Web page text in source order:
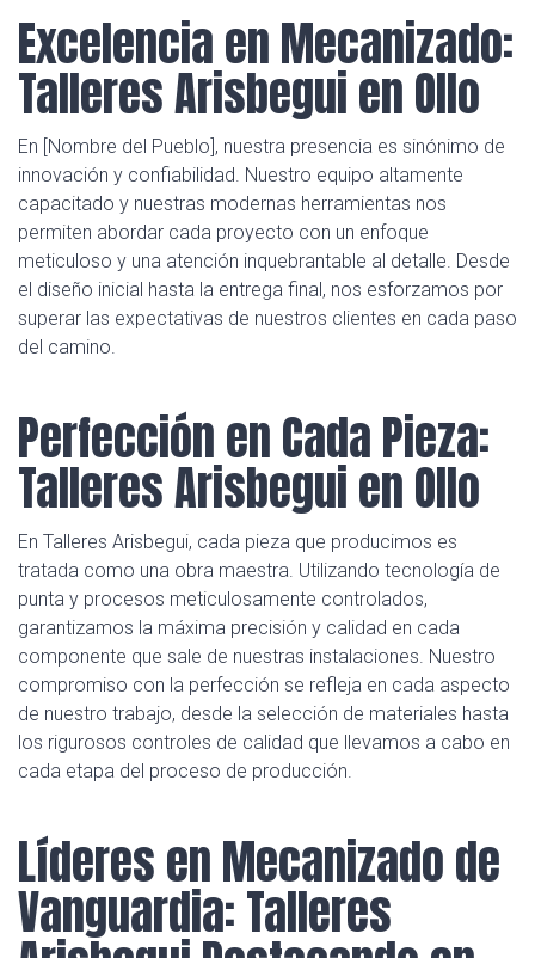
Excelencia en Mecanizado:
Talleres Arisbegui en Ollo
En [Nombre del Pueblo], nuestra presencia es sinónimo de
innovación y confiabilidad. Nuestro equipo altamente
capacitado y nuestras modernas herramientas nos
permiten abordar cada proyecto con un enfoque
meticuloso y una atención inquebrantable al detalle. Desde
el diseño inicial hasta la entrega final, nos esforzamos por
superar las expectativas de nuestros clientes en cada paso
del camino.
Perfección en Cada Pieza:
Talleres Arisbegui en Ollo
En Talleres Arisbegui, cada pieza que producimos es
tratada como una obra maestra. Utilizando tecnología de
punta y procesos meticulosamente controlados,
garantizamos la máxima precisión y calidad en cada
componente que sale de nuestras instalaciones. Nuestro
compromiso con la perfección se refleja en cada aspecto
de nuestro trabajo, desde la selección de materiales hasta
los rigurosos controles de calidad que llevamos a cabo en
cada etapa del proceso de producción.
Líderes en Mecanizado de
Vanguardia: Talleres